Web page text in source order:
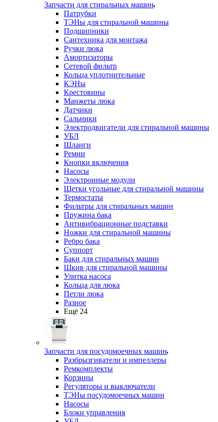
Запчасти для стиральных машин
Патрубки
ТЭНы для стиральной машины
Подшипники
Сантехника для монтажа
Ручки люка
Амортизаторы
Сетевой фильтр
Кольца уплотнительные
КЭНы
Крестовины
Манжеты люка
Датчики
Сальники
Электродвигатели для стиральной машины
УБЛ
Шланги
Ремни
Кнопки включения
Насосы
Электронные модули
Щетки угольные для стиральной машины
Термостаты
Фильтры для стиральных машин
Пружина бака
Антивибрационные подставки
Ножки для стиральной машины
Ребро бака
Суппорт
Баки для стиральных машин
Шкив для стиральной машины
Улитка насоса
Кольца для люка
Петли люка
Разное
Ещё 24
Запчасти для посудомоечных машин
Разбрызгиватели и импеллеры
Ремкомплекты
Корзины
Регуляторы и выключатели
ТЭНы посудомоечных машин
Насосы
Блоки управления